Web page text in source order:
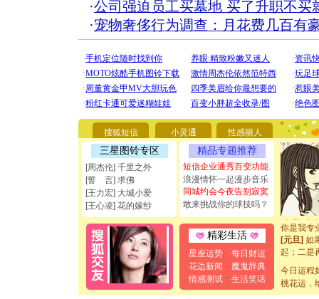
·公司强迫员工买墓地 买了升职不买
·宠物奢侈行为调查：月花费几百有
搜狐短信 小灵通 性感丽人
三星图铃专区
[周杰伦] 千里之外
[誓 言] 求佛
[王力宏] 大城小爱
[王心凌] 花的嫁纱
精品专题推荐
短信企业通秀百变功能
浪漫情怀一起漫步音乐
同城约会今夜告别寂寞
敢来挑战你的球技吗？
精彩生活
星座运势
每日财运
花边新闻
魔鬼辞典
情感测试
生活笑话
[圣诞节]
要平安！
[圣诞节]
能正大光
都要快乐
[圣诞节]
如意,快
[元旦]看
断电。爱
你是我
[元旦]如
起；二是
离。水晶
[元旦]当
泣，这痛
卖了。水
今日运程
桃花运，